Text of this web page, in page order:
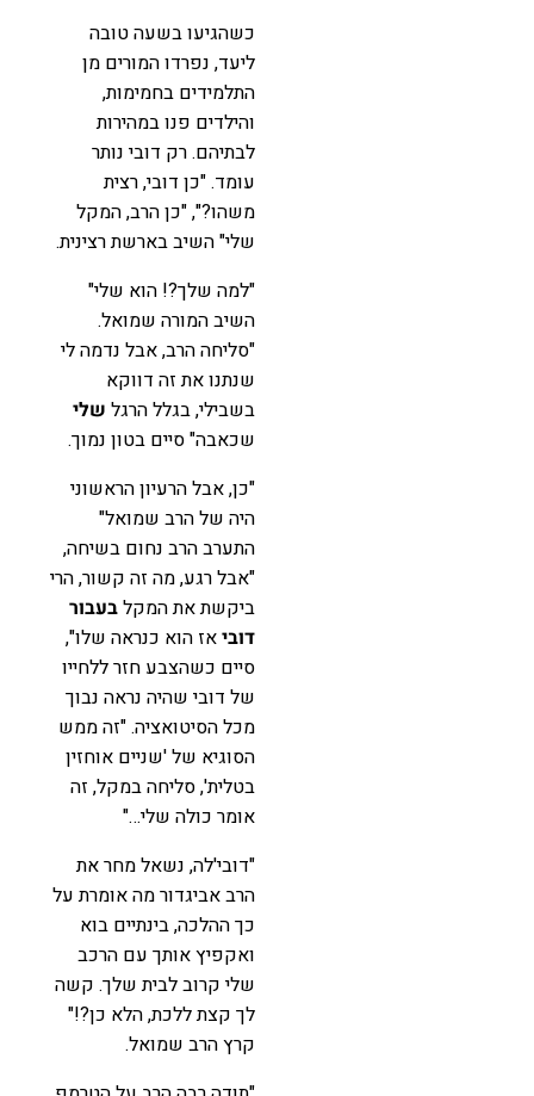
כשהגיעו בשעה טובה
ליעד, נפרדו המורים מן
התלמידים בחמימות,
והילדים פנו במהירות
לבתיהם. רק דובי נותר
עומד. "כן דובי, רצית
משהו?", "כן הרב, המקל
שלי" השיב בארשת רצינית.
"למה שלך?! הוא שלי"
השיב המורה שמואל.
"סליחה הרב, אבל נדמה לי
שנתנו את זה דווקא
בשבילי, בגלל הרגל שלי
שכאבה" סיים בטון נמוך.
"כן, אבל הרעיון הראשוני
היה של הרב שמואל"
התערב הרב נחום בשיחה,
"אבל רגע, מה זה קשור, הרי
ביקשת את המקלבעבור
דוביאז הוא כנראה שלו",
סיים כשהצבע חזר ללחייו
של דובי שהיה נראה נבוך
מכל הסיטואציה. "זה ממש
הסוגיא של 'שניים אוחזין
בטלית', סליחה במקל, זה
אומר כולה שלי…"
"דובי'לה, נשאל מחר את
הרב אביגדור מה אומרת על
כך ההלכה, בינתיים בוא
ואקפיץ אותך עם הרכב
שלי קרוב לבית שלך. קשה
לך קצת ללכת, הלא כן?!"
קרץ הרב שמואל.